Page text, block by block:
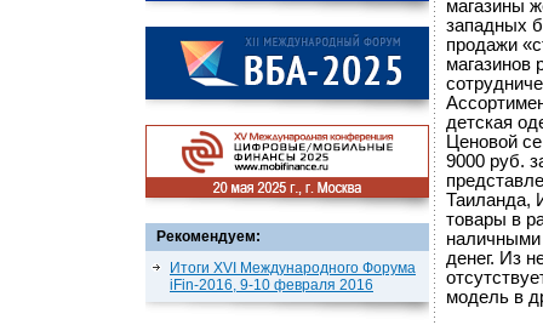
Рекомендуем:
Итоги XVI Международного Форума
iFin-2016, 9-10 февраля 2016
магазины
западных
продажи
магазинов
детская
Ценовой
9000 руб.
Таиланда,
товары в
наличными
денег. Из
модель в